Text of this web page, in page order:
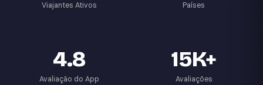
Viajantes Ativos Países
4.8
Avaliação do App
15K+
Avaliações